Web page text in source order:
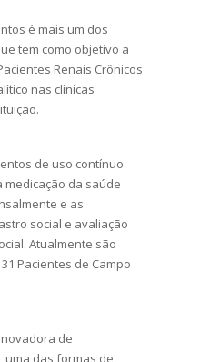
é mais um dos
tem como objetivo a
Renais Crônicos
nas clínicas
de uso contínuo
medicação da saúde
e as
social e avaliação
Atualmente são
Pacientes de Campo
de
uma das formas de